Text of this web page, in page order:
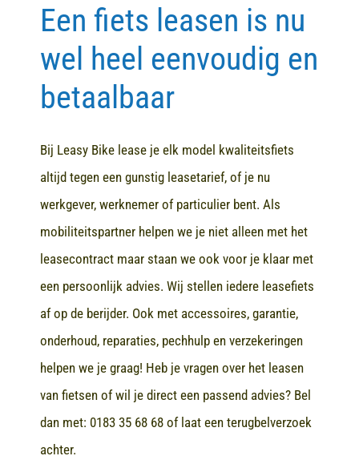
Contact
Een fiets leasen is nu
wel heel eenvoudig en
betaalbaar
Bij Leasy Bike lease je elk model kwaliteitsfiets
altijd tegen een gunstig leasetarief, of je nu
werkgever, werknemer of particulier bent. Als
mobiliteitspartner helpen we je niet alleen met het
leasecontract maar staan we ook voor je klaar met
een persoonlijk advies. Wij stellen iedere leasefiets
af op de berijder. Ook met accessoires, garantie,
onderhoud, reparaties, pechhulp en verzekeringen
helpen we je graag! Heb je vragen over het leasen
van fietsen of wil je direct een passend advies? Bel
dan met: 0183 35 68 68of laat een terugbelverzoek
achter.